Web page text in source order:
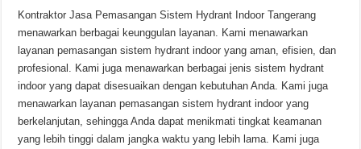
Kontraktor Jasa Pemasangan Sistem Hydrant Indoor Tangerang
menawarkan berbagai keunggulan layanan. Kami menawarkan
layanan pemasangan sistem hydrant indoor yang aman, efisien, dan
profesional. Kami juga menawarkan berbagai jenis sistem hydrant
indoor yang dapat disesuaikan dengan kebutuhan Anda. Kami juga
menawarkan layanan pemasangan sistem hydrant indoor yang
berkelanjutan, sehingga Anda dapat menikmati tingkat keamanan
yang lebih tinggi dalam jangka waktu yang lebih lama. Kami juga